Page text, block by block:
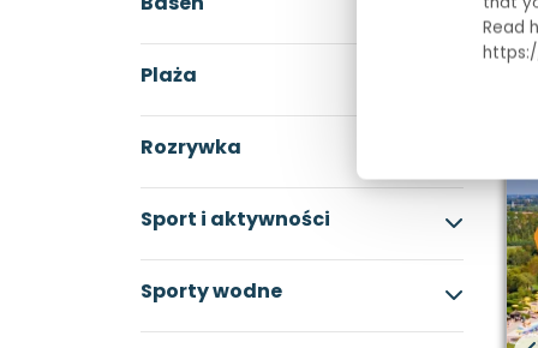
Read
Plaża
Rozrywka
Sport i aktywności
Sporty wodne